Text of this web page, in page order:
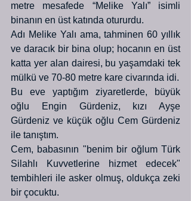
metre mesafede “Melike Yalı” isimli
binanın en üst katında otururdu.
Adı Melike Yalı ama, tahminen 60 yıllık
ve daracık bir bina olup; hocanın en üst
katta yer alan dairesi, bu yaşamdaki tek
Bu eve yaptığım ziyaretlerde, büyük
oğlu Engin Gürdeniz, kızı Ayşe
Gürdeniz ve küçük oğlu Cem Gürdeniz
ile tanıştım.
Cem, babasının "benim bir oğlum Türk
Silahlı Kuvvetlerine hizmet edecek"
tembihleri ile asker olmuş, oldukça zeki
bir çocuktu.